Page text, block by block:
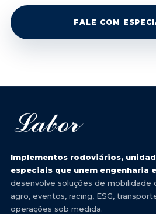
FALE COM
Implementos rodoviários,
especiais que unem engenharia
desenvolve soluções de mobilidade
agro, eventos, racing, ESG,
operações sob medida.